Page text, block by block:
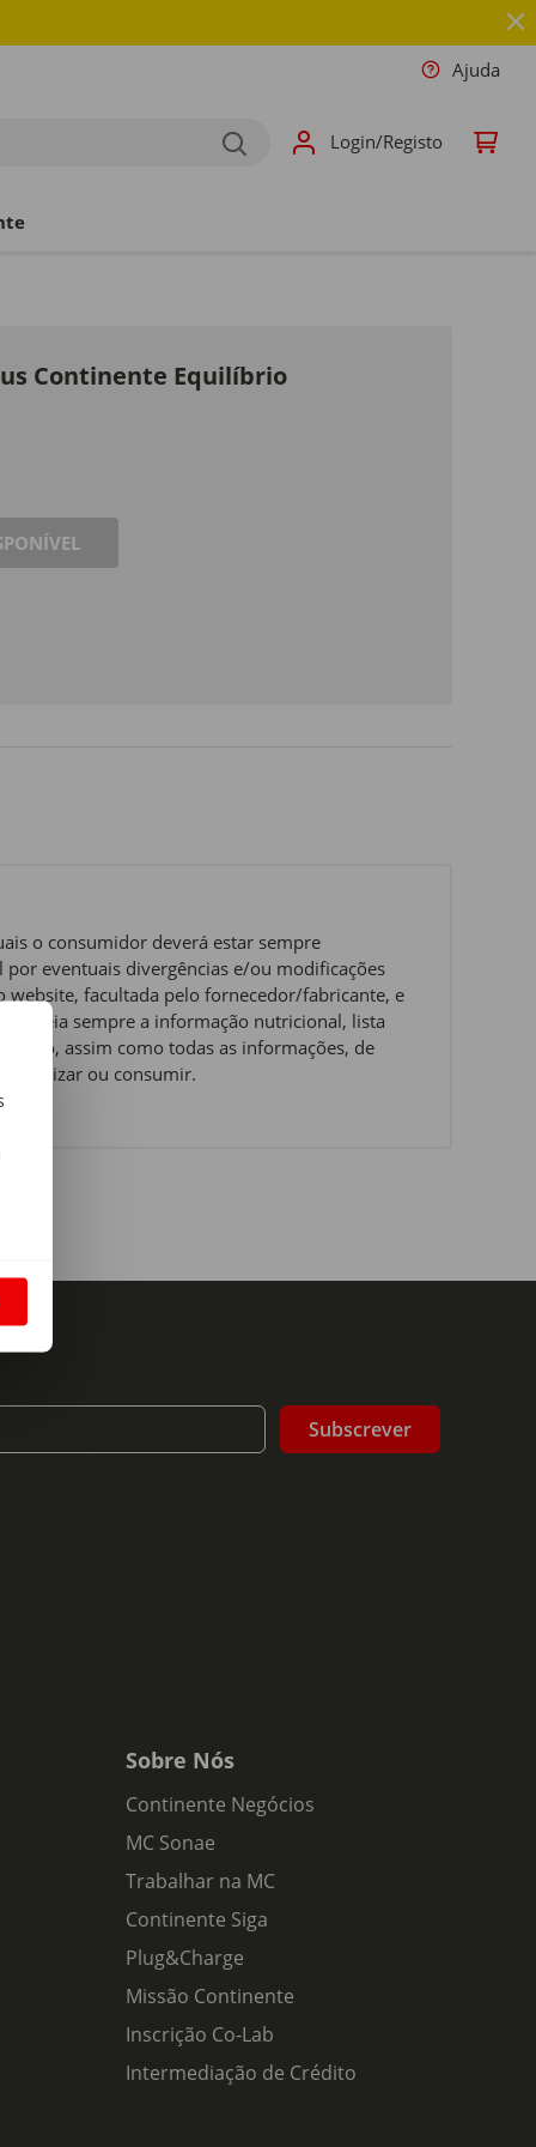
Ajuda
Login/Registo
Continente Equilíbrio
o consumidor deverá estar sempre
eventuais divergências e/ou modificações
website, facultada pelo fornecedor/fabricante, e
leia sempre a informação nutricional, lista
assim como todas as informações, de
o utilizar ou consumir.
Subscrever
Sobre Nós
Continente Negócios
MC Sonae
Trabalhar na MC
Continente Siga
Plug&Charge
Missão Continente
Inscrição Co-Lab
Intermediação de Crédito